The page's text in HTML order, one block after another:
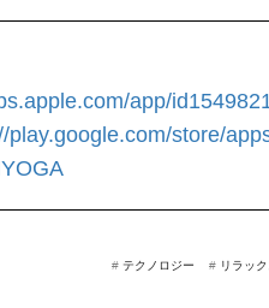
app/
play.google.com/store/
# リラッ
# テクノロジー